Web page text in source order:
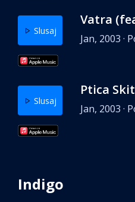
Slusaj
Vatra
Jan, 2003 ·
Slusaj
Ptica
Jan, 2003 ·
Indigo